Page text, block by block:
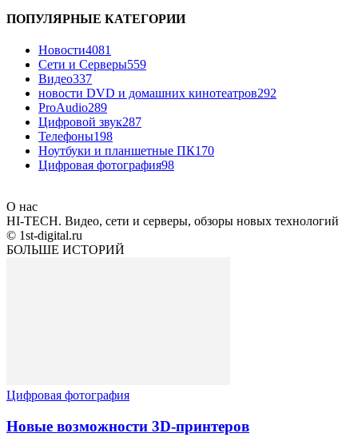
ПОПУЛЯРНЫЕ КАТЕГОРИИ
Новости4081
Сети и Серверы559
Видео337
новости DVD и домашних кинотеатров292
ProAudio289
Цифровой звук287
Телефоны198
Ноутбуки и планшетные ПК170
Цифровая фотография98
О нас
HI-TECH. Видео, сети и серверы, обзоры новых технологий
© 1st-digital.ru
БОЛЬШЕ ИСТОРИЙ
Цифровая фотография
Новые возможности 3D-принтеров